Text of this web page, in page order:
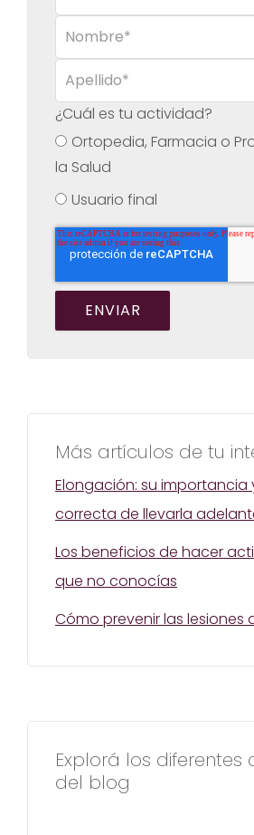
¿Cuál es tu actividad?
Ortopedia, Farmacia o
la Salud
Usuario final
Más artículos de tu
Elongación: su importancia
correcta de llevarla
Los beneficios de hacer
que no conocías
Cómo prevenir las lesiones
Explorá los diferentes
del blog